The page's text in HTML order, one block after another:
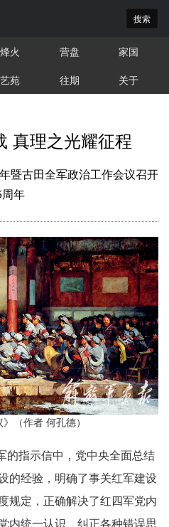
搜索
烽火 营盘
家国
艺苑 往期 关于
真理之光耀征程
古田全军政治工作会议召开
年
（作者 何孔德）
的指示信中，党中央全面总结
的经验，明确了事关红军建设
规定，正确解决了红四军党内
内统一认识、纠正各种错误思